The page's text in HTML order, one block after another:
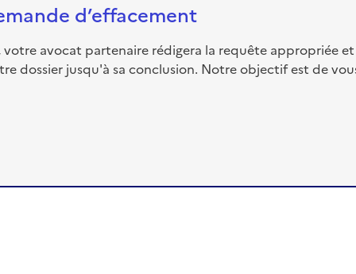
d’effacement
avocat partenaire rédigera la requête appropriée et
dossier jusqu'à sa conclusion. Notre objectif est de